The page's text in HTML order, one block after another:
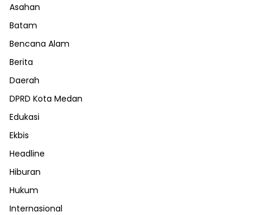
Asahan
Batam
Bencana Alam
Berita
Daerah
DPRD Kota Medan
Edukasi
Ekbis
Headline
Hiburan
Hukum
Internasional